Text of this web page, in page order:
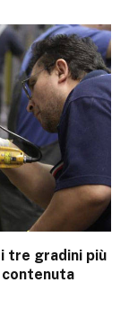
tre gradini più
contenuta